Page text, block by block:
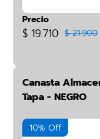
Precio
$ 19.710 $ 21.900
Canasta
Tapa - NEGRO
10% Off